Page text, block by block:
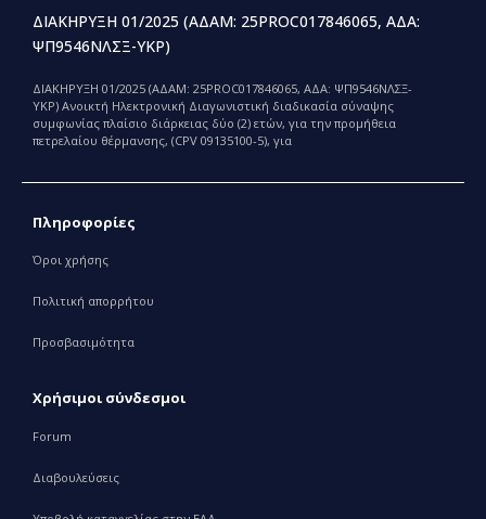
ΔΙΑΚΗΡΥΞΗ 01/2025 (ΑΔΑΜ: 25PROC017846065, ΑΔΑ:
ΨΠ9546ΝΛΣΞ-ΥΚΡ)
ΔΙΑΚΗΡΥΞΗ 01/2025 (ΑΔΑΜ: 25PROC017846065, ΑΔΑ: ΨΠ9546ΝΛΣΞ-
ΥΚΡ) Ανοικτή Ηλεκτρονική Διαγωνιστική διαδικασία σύναψης
συμφωνίας πλαίσιο διάρκειας δύο (2) ετών, για την προμήθεια
πετρελαίου θέρμανσης, (CPV 09135100-5), για
Πληροφορίες
Όροι χρήσης
Πολιτική απορρήτου
Προσβασιμότητα
Χρήσιμοι σύνδεσμοι
Forum
Διαβουλεύσεις